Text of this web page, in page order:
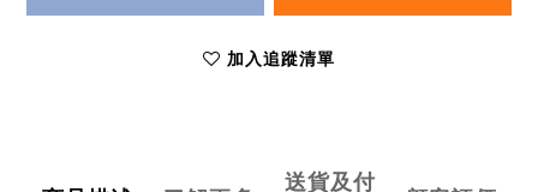
加入追蹤清單
送貨及付